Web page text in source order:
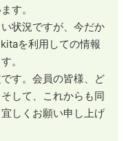
す。
状況ですが、今だか
を利用しての情報
。
す。会員の皆様、ど
して、これからも同
しくお願い申し上げ